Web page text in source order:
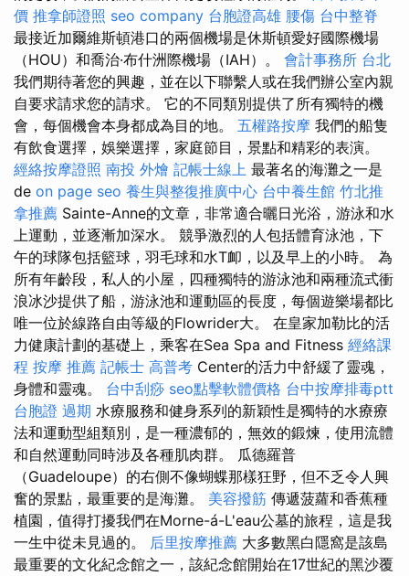
價 推拿師證照 seo company 台胞證高雄 腰傷 台中整脊
最接近加爾維斯頓港口的兩個機場是休斯頓愛好國際機場
（HOU）和喬治·布什洲際機場（IAH）。 會計事務所 台北
我們期待著您的興趣，並在以下聯繫人或在我們辦公室內親
自要求請求您的請求。 它的不同類別提供了所有獨特的機
會，每個機會本身都成為目的地。 五權路按摩 我們的船隻
有飲食選擇，娛樂選擇，家庭節目，景點和精彩的表演。
經絡按摩證照 南投 外燴 記帳士線上 最著名的海灘之一是
de on page seo 養生與整復推廣中心 台中養生館 竹北推
拿推薦 Sainte-Anne的文章，非常適合曬日光浴，游泳和水
上運動，並逐漸加深水。 競爭激烈的人包括體育泳池，下
午的球隊包括籃球，羽毛球和水T卹，以及早上的小時。 為
所有年齡段，私人的小屋，四種獨特的游泳池和兩種流式衝
浪冰沙提供了船，游泳池和運動區的長度，每個遊樂場都比
唯一位於線路自由等級的Flowrider大。 在皇家加勒比的活
力健康計劃的基礎上，乘客在Sea Spa and Fitness 經絡課
程 按摩 推薦 記帳士 高普考 Center的活力中舒緩了靈魂，
身體和靈魂。 台中刮痧 seo點擊軟體價格 台中按摩排毒ptt
台胞證 過期 水療服務和健身系列的新穎性是獨特的水療療
法和運動型組類別，是一種濃郁的，無效的鍛煉，使用流體
和自然運動同時涉及各種肌肉群。 瓜德羅普
（Guadeloupe）的右側不像蝴蝶那樣狂野，但不乏令人興
奮的景點，最重要的是海灘。 美容撥筋 傳遞菠蘿和香蕉種
植園，值得打擾我們在Morne-á-L'eau公墓的旅程，這是我
一生中從未見過的。 后里按摩推薦 大多數黑白隱窩是該島
最重要的文化紀念館之一，該紀念館開始在17世紀的黑沙覆